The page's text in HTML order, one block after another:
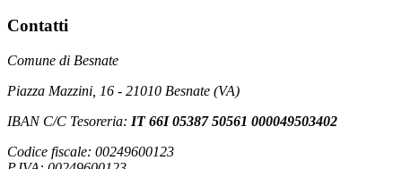
Contatti
Comune di Besnate
Piazza Mazzini, 16 - 21010 Besnate (VA)
IBAN C/C Tesoreria: IT 66I 05387 50561 000049503402
Codice fiscale: 00249600123